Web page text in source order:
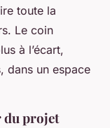
toute la
Le coin
à l’écart,
dans un espace
du projet